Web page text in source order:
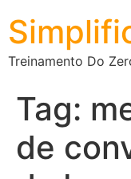
Treinamento Do
Tag:
de